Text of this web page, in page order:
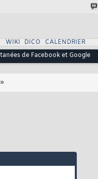
WIKI DICO CALENDRIER
de Facebook et Google
»